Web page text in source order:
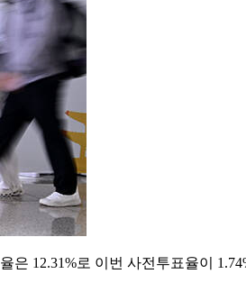
12.31%로 이번 사전투표율이